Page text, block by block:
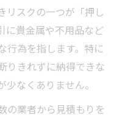
リスクの一つが「押し
に貴金属や不用品など
行為を指します。特に
りきれずに納得できな
なくありません。
の業者から見積もりを